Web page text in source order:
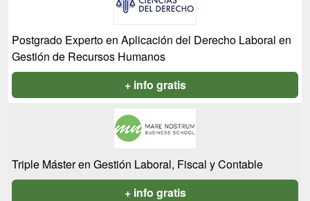
Postgrado Experto en Aplicación del Derecho Laboral en
Gestión de Recursos Humanos
+ info gratis
Triple Máster en Gestión Laboral, Fiscal y Contable
+ info gratis